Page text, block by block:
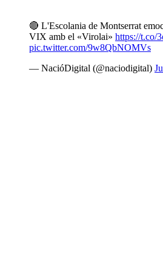
🔴 L'Escolania de Montserrat
VIX amb el «Virolai» https://t.co/
pic.twitter.com/9w8QbNOMVs
— NacióDigital (@naciodigital)